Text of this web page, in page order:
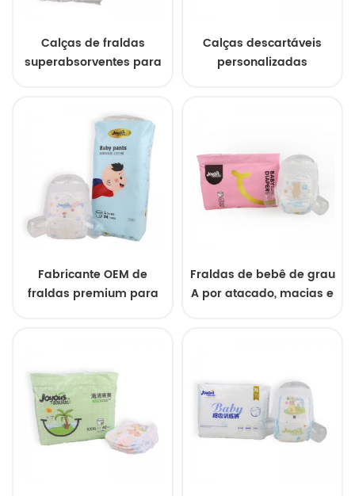
Calças de fraldas
superabsorventes para
disponível
Calças descartáveis
personalizadas
Fabricante OEM de
fraldas premium para
proteção contra
vazamentos 3D
Fraldas de bebê de grau
A por atacado, macias e